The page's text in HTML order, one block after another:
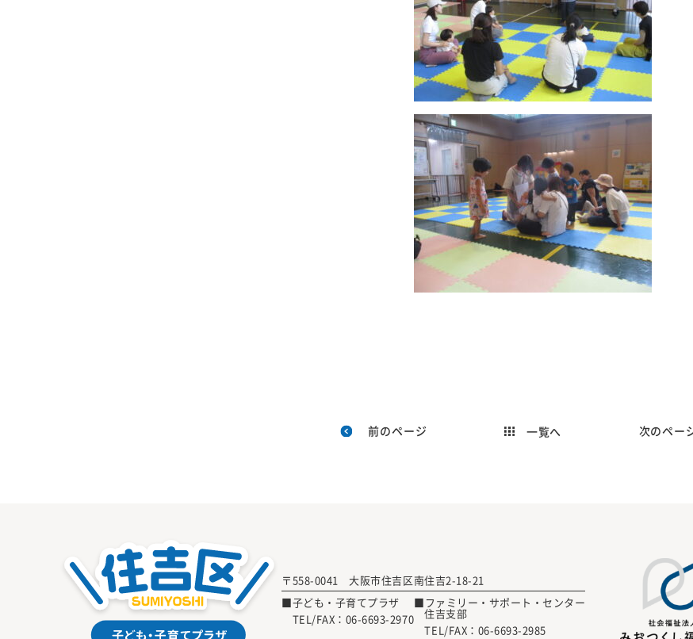
前のページ 一覧へ 次のペー
〒558-0041 大阪市住吉区南住吉2-18-21
■子ども・子育てプラザ
TEL/FAX： 06-6693-2970
■ファミリー・サポート・センター
住吉支部
TEL/FAX： 06-6693-2985